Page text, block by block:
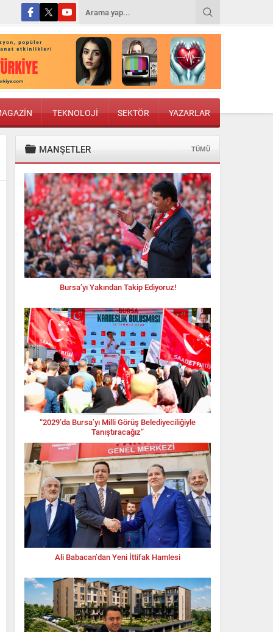
TEKNOLOJİ SEKTÖR YAZARLAR
MANŞETLER TÜMÜ
Bursa’yı Yakından Takip Ediyoruz!
“2029’da Bursa’yı Milli Görüş Belediyeciliğiyle
Tanıştıracağız”
Ali Babacan’dan Yeni İttifak Hamlesi